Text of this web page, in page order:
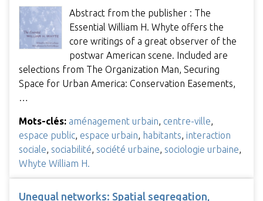
Abstract from the publisher : The
Essential William H. Whyte offers the
core writings of a great observer of the
postwar American scene. Included are
selections from The Organization Man, Securing
Space for Urban America: Conservation Easements,
…
Mots-clés: aménagement urbain, centre-ville,
espace public, espace urbain, habitants, interaction
sociale, sociabilité, société urbaine, sociologie urbaine,
Whyte William H.
Unequal networks: Spatial segregation,